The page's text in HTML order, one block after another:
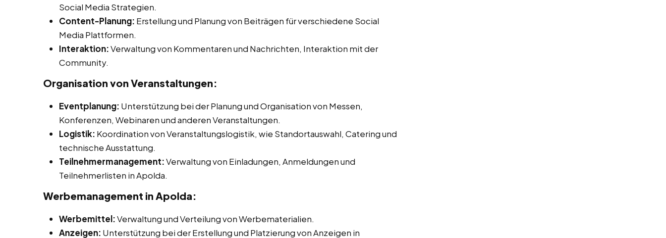
Social Media Strategien.
Content-Planung: Erstellung und Planung von Beiträgen für verschiedene Social
Media Plattformen.
Interaktion:Verwaltung von Kommentaren und Nachrichten, Interaktion mit der
Community.
Organisation von Veranstaltungen:
Eventplanung: Unterstützung bei der Planung und Organisation von Messen,
Konferenzen, Webinaren und anderen Veranstaltungen.
Logistik: Koordination von Veranstaltungslogistik, wie Standortauswahl, Catering und
technische Ausstattung.
Teilnehmermanagement:Verwaltung von Einladungen, Anmeldungen und
Teilnehmerlisten in Apolda.
Werbemanagement in Apolda:
Werbemittel:Verwaltung und Verteilung von Werbematerialien.
Anzeigen: Unterstützung bei der Erstellung und Platzierung von Anzeigen in